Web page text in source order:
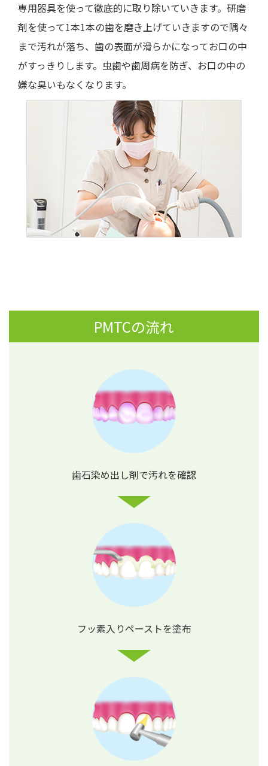
専用器具を使って徹底的に取り除いていきます。研磨
剤を使って1本1本の歯を磨き上げていきますので隅々
まで汚れが落ち、歯の表面が滑らかになってお口の中
がすっきりします。虫歯や歯周病を防ぎ、お口の中の
嫌な臭いもなくなります。
PMTCの流れ
歯石染め出し剤で汚れを確認
フッ素入りペーストを塗布